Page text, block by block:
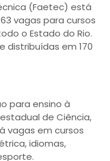
(Faetec) está
vagas para cursos
o Estado do Rio.
distribuídas em 170
para ensino à
de Ciência,
vagas em cursos
idiomas,